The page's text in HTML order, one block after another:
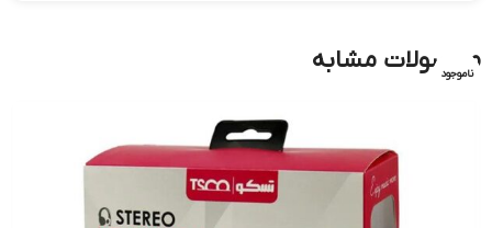
محصولات مشابه
ناموجود
ناموجود
ناموجود
ناموجود
ناموجود
ناموجود